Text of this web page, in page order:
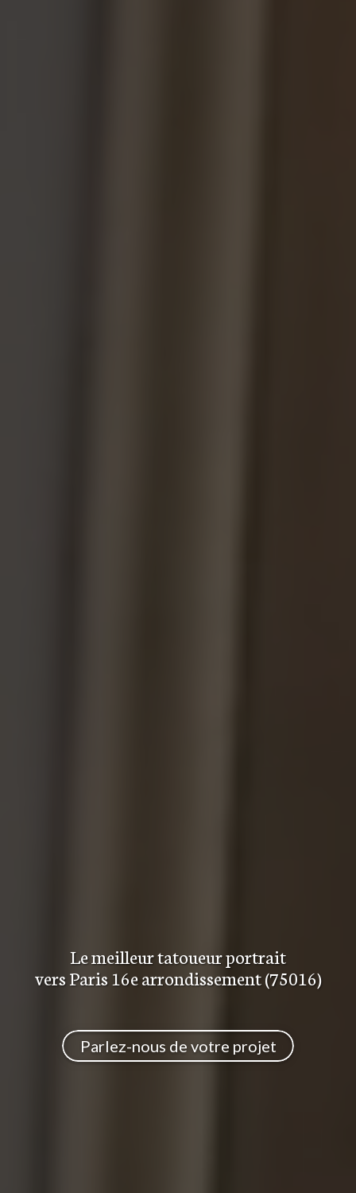
Le meilleurtatoueur portrait
vers Paris 16e arrondissement (75016)
Parlez-nous de votre projet